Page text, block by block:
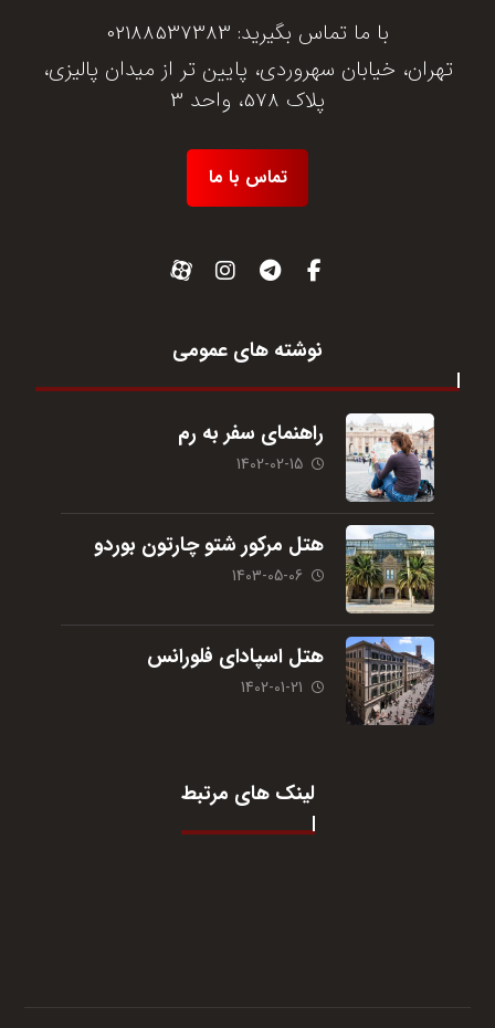
با ما تماس بگیرید: 02188537383
تهران، خیابان سهروردی، پایین تر از میدان پالیزی،
پلاک 578، واحد 3
تماس با ما
نوشته های عمومی
راهنمای سفر به رم
1402-02-15
هتل مرکور شتو چارتون بوردو
1403-05-06
هتل اسپادای فلورانس
1402-01-21
لینک های مرتبط